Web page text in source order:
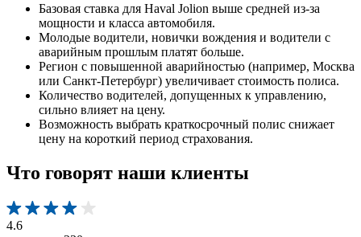
Базовая ставка для Haval Jolion выше средней из-за
мощности и класса автомобиля.
Молодые водители, новички вождения и водители с
аварийным прошлым платят больше.
Регион с повышенной аварийностью (например, Москва
или Санкт-Петербург) увеличивает стоимость полиса.
Количество водителей, допущенных к управлению,
сильно влияет на цену.
Возможность выбрать краткосрочный полис снижает
цену на короткий период страхования.
Что говорят наши клиенты
4.6